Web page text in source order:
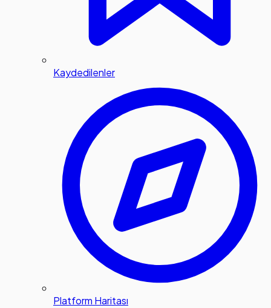
Kaydedilenler
Platform Haritası